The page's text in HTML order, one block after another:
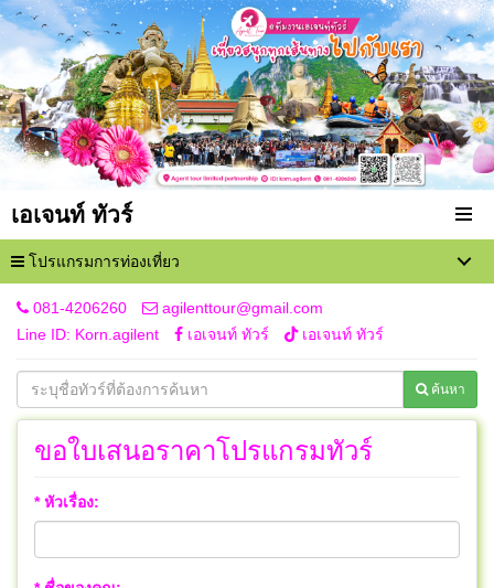
เอเจนท์ ทัวร์
โปรแกรมการท่องเที่ยว
081-4206260
agilenttour@gmail.com
Line ID: Korn.agilent
เอเจนท์ ทัวร์ เอเจนท์ ทัวร์
ค้นหา
ขอใบเสนอราคาโปรแกรมทัวร์
* หัวเรื่อง: